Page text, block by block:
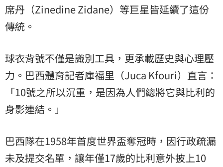
席丹（Zinedine Zidane）等巨星皆延續了這份
傳統。
球衣背號不僅是識別工具，更承載歷史與心理壓
力。巴西體育記者庫福里（Juca Kfouri）直言：
「10號之所以沉重，是因為人們總將它與比利的
身影連結。」
巴西隊在1958年首度世界盃奪冠時，因行政疏漏
未及提交名單，讓年僅17歲的比利意外披上10